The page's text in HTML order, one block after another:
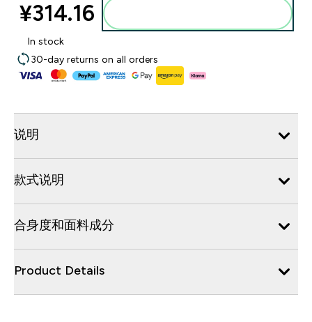
¥314.16‎
In stock
30-day returns on all orders
说明
款式说明
合身度和面料成分
Product Details